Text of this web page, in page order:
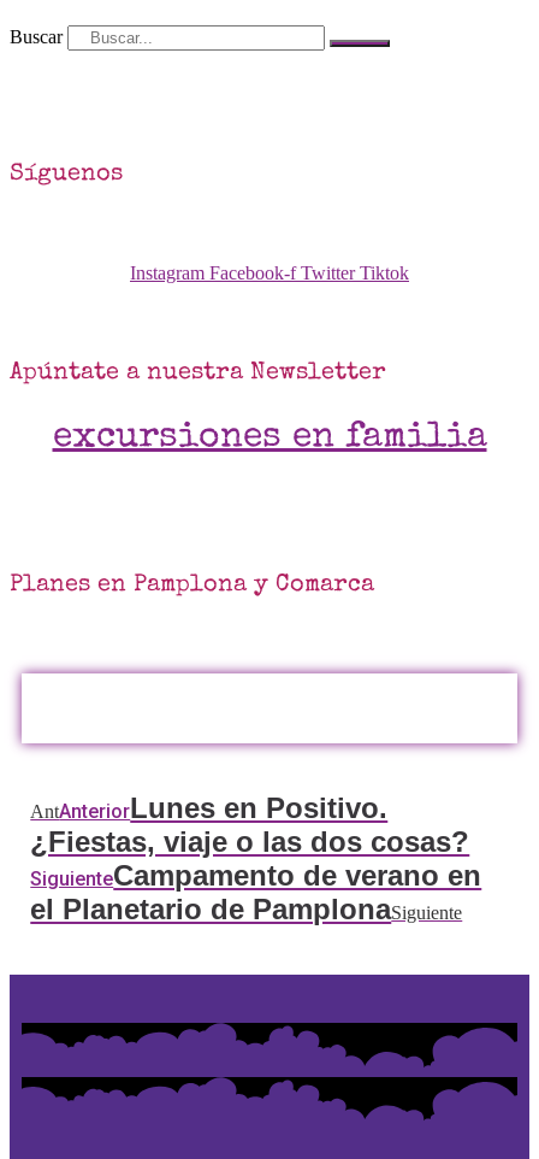
Buscar
Síguenos
Instagram Facebook-f Twitter Tiktok
Apúntate a nuestra Newsletter
excursiones en familia
Planes en Pamplona y Comarca
AntAnteriorLunes en Positivo.
¿Fiestas, viaje o las dos cosas?
SiguienteCampamento de verano en
el Planetario de PamplonaSiguiente